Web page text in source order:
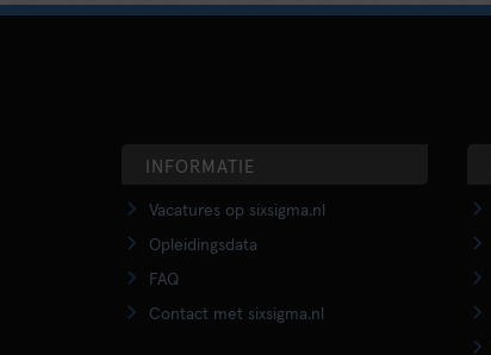
INFORMATIE
Vacatures op sixsigma.nl
Opleidingsdata
FAQ
Contact met sixsigma.nl